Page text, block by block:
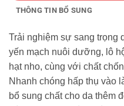
THÔNG TIN BỔ SUNG
Trải nghiệm sự sang trọng
yến mạch nuôi dưỡng, lô
hạt nho, cùng với chất
Nhanh chóng hấp thụ vào
bổ sung chất cho da thêm